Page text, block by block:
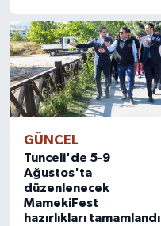
GÜNCEL
Tunceli'de 5-9
Ağustos'ta
düzenlenecek
MamekiFest
hazırlıkları tamamlandı